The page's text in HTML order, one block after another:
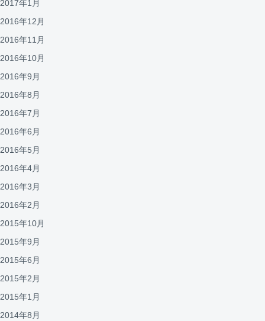
2017年1月
2016年12月
2016年11月
2016年10月
2016年9月
2016年8月
2016年7月
2016年6月
2016年5月
2016年4月
2016年3月
2016年2月
2015年10月
2015年9月
2015年6月
2015年2月
2015年1月
2014年8月